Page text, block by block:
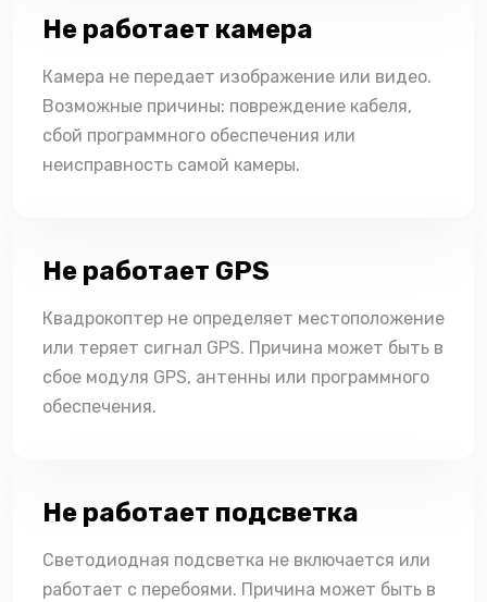
Не работает камера
Камера не передает изображение или видео.
Возможные причины: повреждение кабеля,
сбой программного обеспечения или
неисправность самой камеры.
Не работает GPS
Квадрокоптер не определяет местоположение
или теряет сигнал GPS. Причина может быть в
сбое модуля GPS, антенны или программного
обеспечения.
Не работает подсветка
Светодиодная подсветка не включается или
работает с перебоями. Причина может быть в